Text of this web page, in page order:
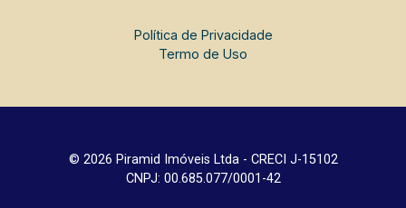
Política de Privacidade
Termo de Uso
© 2026 Piramid Imóveis Ltda - CRECI J-15102
CNPJ: 00.685.077/0001-42